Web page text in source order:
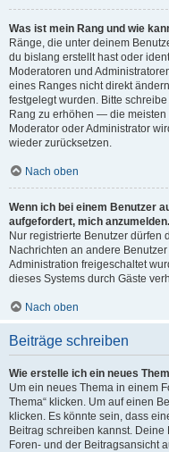
Was ist mein Rang und wie
Ränge, die unter deinem
du bislang erstellt hast oder
Moderatoren und
eines Ranges nicht direkt
festgelegt wurden. Bitte
Rang zu erhöhen — die
Moderator oder Administrator
wieder zurücksetzen.
Nach oben
Wenn ich bei einem Benutzer
aufgefordert, mich anzumelden.
Nur registrierte Benutzer dürfen
Nachrichten an andere
Administration freigeschaltet
dieses Systems durch Gäste
Nach oben
Beiträge schreiben
Wie erstelle ich ein neues
Um ein neues Thema in einem
Thema“ klicken. Um auf einen
klicken. Es könnte sein, dass
Beitrag schreiben kannst.
Foren- und der Beitragsansicht